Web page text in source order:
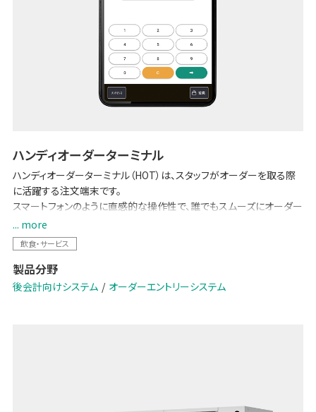
ハンディオーダーターミナル
ハンディオーダーターミナル（HOT）は、スタッフがオーダーを取る際
に活躍する注文端末です。
スマートフォンのように直感的な操作性で、誰でもスムーズにオーダー
を完了。POSレジや厨房システムと連携し、オーダー内容を即時に厨
房へ伝達することで、スピーディなオペレーションを可能にします。
ミスや作業負荷を削減することでスタッフの接客力を最大限に活か
し、店舗運営の効率化と顧客満足度の向上を同時に実現します。
... more
飲食・サービス
製品分野
後会計向けシステム オーダーエントリーシステム